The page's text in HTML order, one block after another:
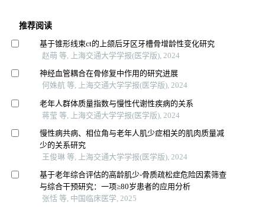
推荐阅读
基于锥形线束ct的上颌后牙区牙槽骨增龄性变化研究
赵萌 等, 上海交通大学学报(医学版), 2024
神经血管耦合在骨修复中作用的研究进展
何姝航 等, 上海交通大学学报(医学版), 2024
老年人群体质量指数与慢性代谢性疾病的关系
蒋莹 等, 上海交通大学学报(医学版), 2024
慢性病共病、相位角与老年人肌少症相关的肌肉质量减
少的关系研究
王俊琳 等, 上海交通大学学报(医学版), 2024
基于老年综合评估的高龄肌少-骨质疏松症危险因素筛查
与综合干预研究：一项≥80岁患者的应用分析
张恬 等, 中国临床医学, 2025